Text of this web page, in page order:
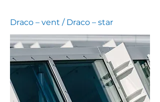
Draco – vent / Draco – star